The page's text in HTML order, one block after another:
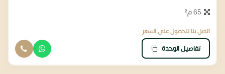
اتصل بنا للحصول على السعر
تفاصيل الوحدة